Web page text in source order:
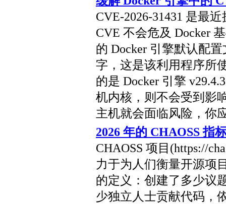
CVE-2026-31431 是最
CVE 不会危及 Docker
的 Docker 引擎默认配
字，这是该利用程序所
的是 Docker 引擎
机内核，则不会受到影
主机就会面临风险，你
2026 年的 CHAOSS 指
CHAOSS 项目(https://
力于为人们衡量开源项
的定义：创建了多少议
少独立人士贡献代码，